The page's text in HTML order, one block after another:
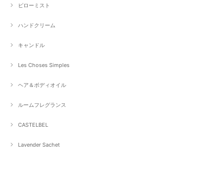
ピローミスト
ハンドクリーム
キャンドル
Les Choses Simples
ヘア＆ボディオイル
ルームフレグランス
CASTELBEL
Lavender Sachet